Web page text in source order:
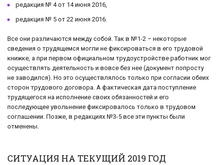
редакция № 4 от 14 июня 2016,
редакция № 5 от 22 июня 2016.
Все они различаются между собой. Так в №1-2 – некоторые
сведения о трудящемся могли не фиксироваться в его трудовой
книжке, а при первом официальном трудоустройстве работник мог
осуществлять деятельность и вовсе без нее (документ попросту
не заводился). Но это осуществлялось только при согласии обеих
сторон трудового договора. А фактическая дата поступление
трудящегося на исполнение своих обязанностей и его
последующее увольнение фиксировалось только в трудовом
соглашении. Позже, в редакциях №3-5 все эти пункты были
отменены.
СИТУАЦИЯ НА ТЕКУЩИЙ 2019 ГОД